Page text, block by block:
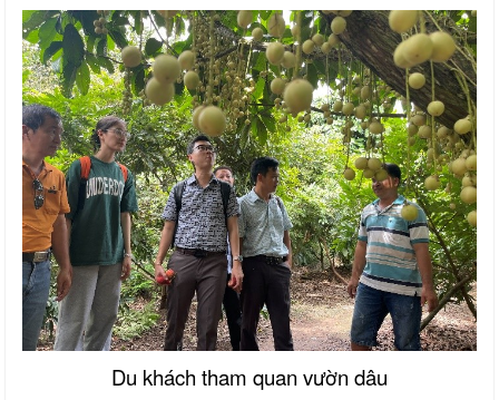
Du khách tham quan vườn dâu